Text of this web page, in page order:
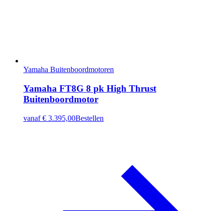
Yamaha Buitenboordmotoren
Yamaha FT8G 8 pk High Thrust
Buitenboordmotor
vanaf € 3.395,00Bestellen